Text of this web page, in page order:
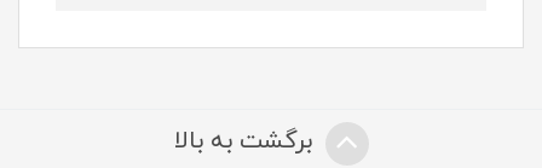
برگشت به بالا